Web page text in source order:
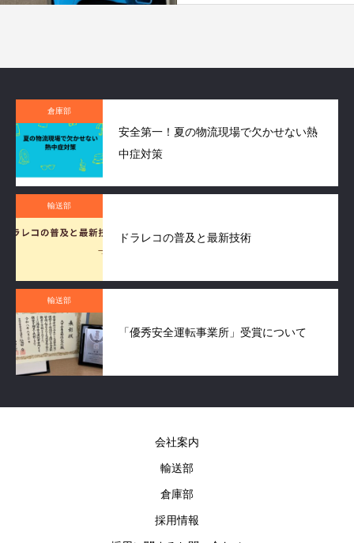
倉庫部
安全第一！夏の物流現場で欠かせない熱
中症対策
輸送部
ドラレコの普及と最新技術
輸送部
「優秀安全運転事業所」受賞について
会社案内
輸送部
倉庫部
採用情報